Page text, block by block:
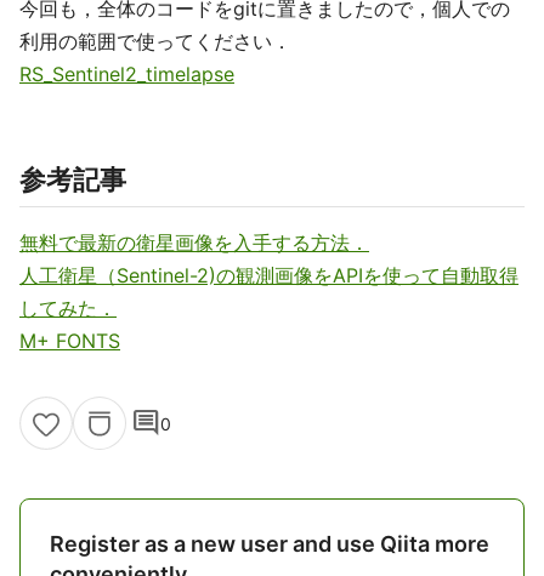
今回も，全体のコードをgitに置きましたので，個人での
利用の範囲で使ってください．
RS_Sentinel2_timelapse
参考記事
無料で最新の衛星画像を入手する方法．
人工衛星（Sentinel-2)の観測画像をAPIを使って自動取得
してみた．
M+ FONTS
comment0
Register as a new user and use Qiita more